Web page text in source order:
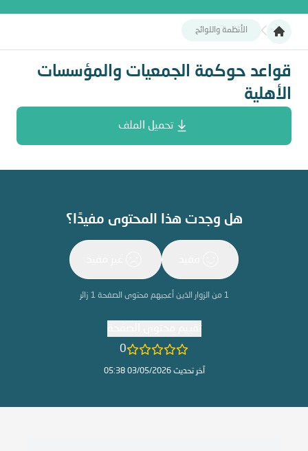
الأنظمة واللوائح
قواعد حوكمة الجمعيات والمؤسسات الأهلية
قواعد حوكمة الجمعيات والمؤسسات
الأهلية
تحميل الملف
هل وجدت هذا المحتوى مفيدًا؟
1 من الزوار الذين أعجبهم محتوى الصفحة1 زائر
0
آخر تحديث 03/05/2026 05:38